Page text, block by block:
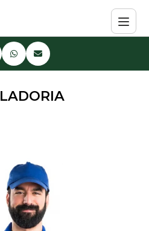
condominial